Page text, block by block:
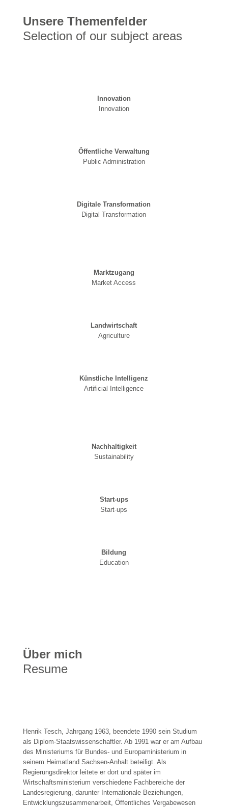
Unsere Themenfelder
Selection of our subject areas
Innovation
Innovation
Öffentliche Verwaltung
Public Administration
Digitale Transformation
Digital Transformation
Marktzugang
Market Access
Landwirtschaft
Agriculture
Künstliche Intelligenz
Artificial Intelligence
Nachhaltigkeit
Sustainability
Start-ups
Start-ups
Bildung
Education
Über mich
Resume
Henrik Tesch, Jahrgang 1963, beendete 1990 sein Studium
als Diplom-Staatswissenschaftler. Ab 1991 war er am Aufbau
des Ministeriums für Bundes- und Europaministerium in
seinem Heimatland Sachsen-Anhalt beteiligt. Als
Regierungsdirektor leitete er dort und später im
Wirtschaftsministerium verschiedene Fachbereiche der
Landesregierung, darunter Internationale Beziehungen,
Entwicklungszusammenarbeit, Öffentliches Vergabewesen